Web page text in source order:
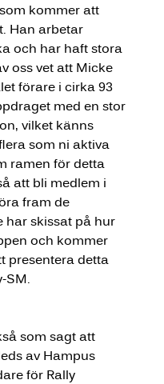
kommer att
Han arbetar
och har haft stora
oss vet att Micke
förare i cirka 93
med en stor
vilket känns
som ni aktiva
ramen för detta
att bli medlem i
fram de
har skissat på hur
och kommer
presentera detta
SM.
som sagt att
av Hampus
för Rally